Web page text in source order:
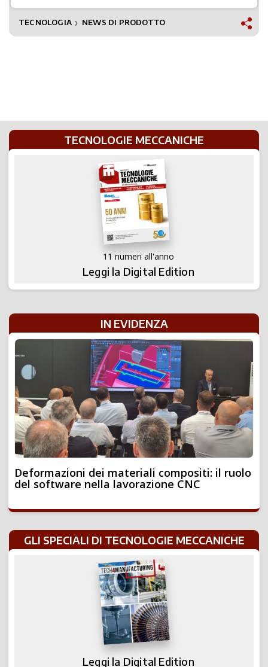
TECNOLOGIA ❯ NEWS DI PRODOTTO
TECNOLOGIE MECCANICHE
11 numeri all'anno
Leggi la Digital Edition
IN EVIDENZA
Deformazioni dei materiali compositi: il ruolo
del software nella lavorazione CNC
GLI SPECIALI DI TECNOLOGIE MECCANICHE
Leggi la Digital Edition